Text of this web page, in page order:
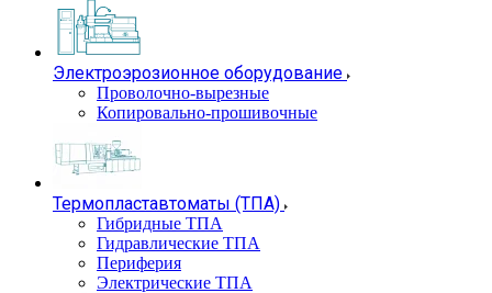
Электроэрозионное оборудование
Проволочно-вырезные
Копировально-прошивочные
Термопластавтоматы (ТПА)
Гибридные ТПА
Гидравлические ТПА
Периферия
Электрические ТПА